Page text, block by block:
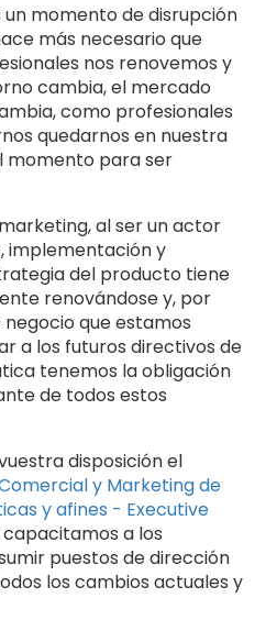
momento de disrupción
más necesario que
nos renovemos y
cambia, el mercado
como profesionales
quedarnos en nuestra
momento para ser
al ser un actor
implementación y
del producto tiene
renovándose y, por
negocio que estamos
a los futuros directivos de
tenemos la obligación
de todos estos
disposición el
y Marketing de
y afines - Executive
capacitamos a los
puestos de dirección
los cambios actuales y